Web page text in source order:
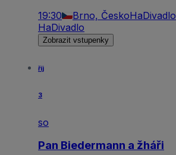
19:30 Brno, ČeskoHaDivadlo
HaDivadlo
Zobrazit vstupenky
říj
3
so
Pan Biedermann a žháři